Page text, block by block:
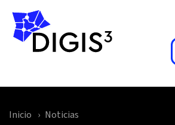
Skip to main content
Inicio Noticias